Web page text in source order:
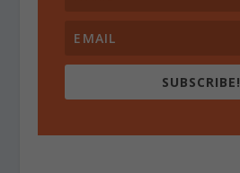
SUBSCRIBE!